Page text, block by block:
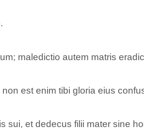
maledictio autem matris
est enim tibi gloria eius
sui, et dedecus filii mater sine